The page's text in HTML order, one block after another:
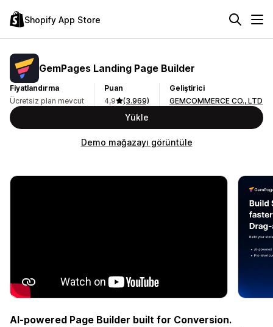
Shopify App Store
GemPages Landing Page Builder
Fiyatlandırma
Ücretsiz plan mevcut
Puan
4,9
(3.969)
Geliştirici
GEMCOMMERCE CO., LTD
Yükle
Demo mağazayı görüntüle
AI-powered Page Builder built for Conversion.